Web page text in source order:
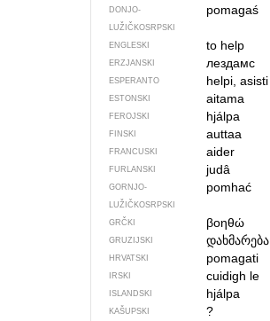
DONJO­
LUŽIČKOSRPSKI
pomagaś
ENGLESKI to help
ERZJANSKI лездамс
ESPERANTO helpi, asisti
ESTONSKI aitama
FEROJSKI hjálpa
FINSKI auttaa
FRANCUSKI aider
FURLANSKI judâ
GORNJO­
LUŽIČKOSRPSKI
pomhać
GRČKI βοηθώ
GRUZIJSKI დახმარება
HRVATSKI pomagati
IRSKI cuidigh le
ISLANDSKI hjálpa
KAŠUPSKI ?